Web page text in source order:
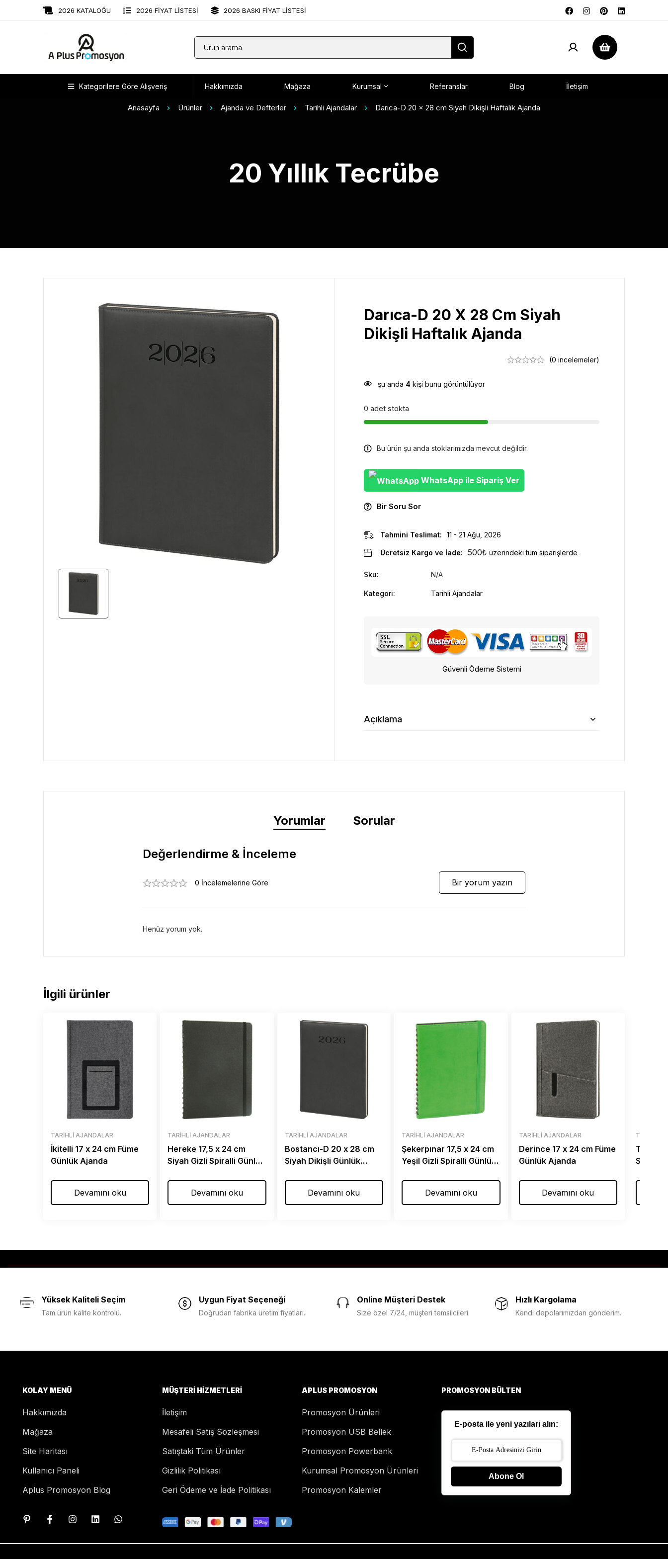
2026 KATALOĞU 2026 FİYAT LİSTESİ 2026 BASKI FİYAT LİSTESİ
Kategorilere Göre Alışveriş Hakkımızda Mağaza Kurumsal Referanslar Blog İletişim
Anasayfa Ürünler Ajanda ve Defterler Tarihli Ajandalar Darıca-D 20 x 28 cm Siyah Dikişli Haftalık Ajanda
20 Yıllık Tecrübe
Darıca-D 20 X 28 Cm Siyah
Dikişli Haftalık Ajanda
(0 incelemeler)
şu anda 4 kişi bunu görüntülüyor
0 adet stokta
Bu ürün şu anda stoklarımızda mevcut değildir.
WhatsApp ile Sipariş Ver
Bir Soru Sor
Tahmini Teslimat: 11 - 21 Ağu, 2026
Ücretsiz Kargo ve İade: 500₺ üzerindeki tüm siparişlerde
Sku: N/A
Kategori: Tarihli Ajandalar
Güvenli Ödeme Sistemi
Açıklama
Yorumlar Sorular
Değerlendirme & İnceleme
0 İncelemelerine Göre Bir yorum yazın
Henüz yorum yok.
İlgili ürünler
TARIHLI AJANDALAR
İkitelli 17 x 24 cm Füme
Günlük Ajanda
Devamını oku
TARIHLI AJANDALAR
Hereke 17,5 x 24 cm
Siyah Gizli Spiralli Günlük
Devamını oku
TARIHLI AJANDALAR
Bostancı-D 20 x 28 cm
Siyah Dikişli Günlük
Devamını oku
TARIHLI AJANDALAR
Şekerpınar 17,5 x 24 cm
Yeşil Gizli Spiralli Günlük
Devamını oku
TARIHLI AJANDALAR
Derince 17 x 24 cm Füme
Günlük Ajanda
Devamını oku
TARIHLI
Spiralli
Yüksek Kaliteli Seçim
Tam ürün kalite kontrolü.
Uygun Fiyat Seçeneği
Doğrudan fabrika üretim fiyatları.
Online Müşteri Destek
Size özel 7/24, müşteri temsilcileri.
Hızlı Kargolama
Kendi depolarımızdan gönderim.
KOLAY MENÜ
Hakkımızda
Mağaza
Site Haritası
Kullanıcı Paneli
Aplus Promosyon Blog
MÜŞTERI HIZMETLERI
İletişim
Mesafeli Satış Sözleşmesi
Satıştaki Tüm Ürünler
Gizlilik Politikası
Geri Ödeme ve İade Politikası
APLUS PROMOSYON
Promosyon Ürünleri
Promosyon USB Bellek
Promosyon Powerbank
Kurumsal Promosyon Ürünleri
Promosyon Kalemler
PROMOSYON BÜLTEN
E-posta ile yeni yazıları alın:
Abone Ol